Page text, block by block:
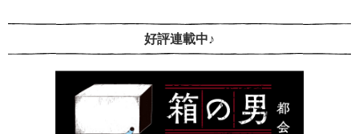
好評連載中♪